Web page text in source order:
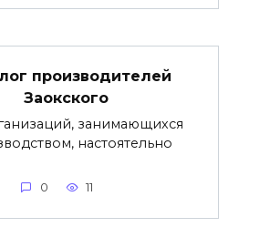
производителей
Заокского
занимающихся
настоятельно
0 11